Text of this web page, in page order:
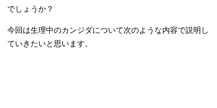
でしょうか？
今回は生理中のカンジダについて次のような内容で説明し
ていきたいと思います。